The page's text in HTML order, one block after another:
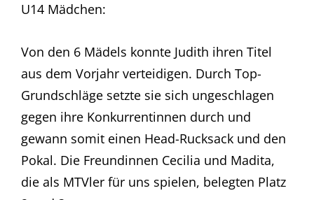
U14 Mädchen:
Von den 6 Mädels konnte Judith ihren Titel
aus dem Vorjahr verteidigen. Durch Top-
Grundschläge setzte sie sich ungeschlagen
gegen ihre Konkurrentinnen durch und
gewann somit einen Head-Rucksack und den
Pokal. Die Freundinnen Cecilia und Madita,
die als MTVler für uns spielen, belegten Platz